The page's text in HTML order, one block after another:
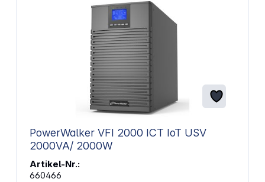
Installationsoptionen inklusive 400-mm-Riser-Kabel
Bis zu 420-mm-AIO-Radiatoren an Vorder-, Rück-
und M/B-Seite montierbar Platz für bis zu vierzehn
120-mm-Lüfter oder zwölf 140-mm-Lüfter Zwei
austauschbare Frontblenden: Hartglasscheibe und
perforierte Scheibe Einfache Installation von
Kühlkomponenten I/O-Anschlüsse: 2 x USB 3.0, 1 x
USB 3.2 Gen 2 Typ-C, HD-Audio Abmessungen
(BxHxT): 27 x 55,85 x 51,3 cm Gewicht: 15,85 kg
PowerWalker VFI 2000 ICT IoT USV
2000VA/ 2000W
Artikel-Nr.:
660466